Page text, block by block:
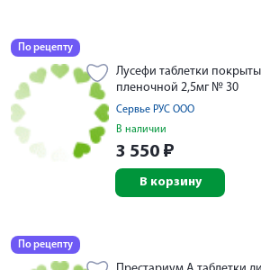
По рецепту
Лусефи таблетки
пленочной 2,5мг № 30
Сервье РУС ООО
В наличии
3 550 ₽
В корзину
По рецепту